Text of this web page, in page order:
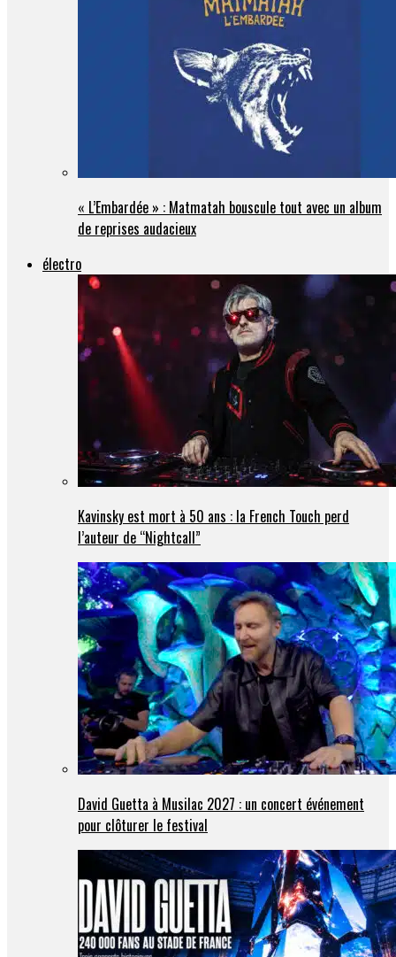
« L’Embardée » : Matmatah bouscule tout avec un album
de reprises audacieux
électro
Kavinsky est mort à 50 ans : la French Touch perd
l’auteur de “Nightcall”
David Guetta à Musilac 2027 : un concert événement
pour clôturer le festival